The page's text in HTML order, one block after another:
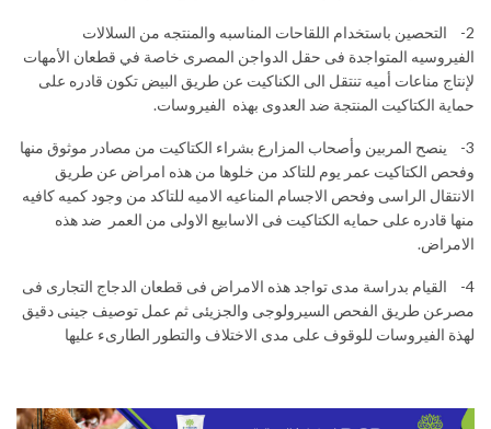
2- التحصين باستخدام اللقاحات المناسبه والمنتجه من السلالات
الفيروسيه المتواجدة فى حقل الدواجن المصرى خاصة في قطعان الأمهات
لإنتاج مناعات أميه تنتقل الى الكناكيت عن طريق البيض تكون قادره على
حماية الكتاكيت المنتجة ضد العدوى بهذه الفيروسات.
3- ینصح المربین وأصحاب المزارع بشراء الكتاكيت من مصادر موثوق منها
وفحص الكتاكيت عمر يوم للتاكد من خلوها من هذه امراض عن طريق
الانتقال الراسى وفحص الاجسام المناعيه الاميه للتاكد من وجود كميه كافيه
منها قادره على حمايه الكتاكيت فى الاسابيع الاولى من العمر ضد هذه
الامراض.
4- القیام بدراسة مدى تواجد هذه الامراض فى قطعان الدجاج التجارى فى
مصرعن طریق الفحص السیرولوجى والجزیئى ثم عمل توصیف جینى دقیق
لهذة الفیروسات للوقوف على مدى الاختلاف والتطور الطارىء علیها